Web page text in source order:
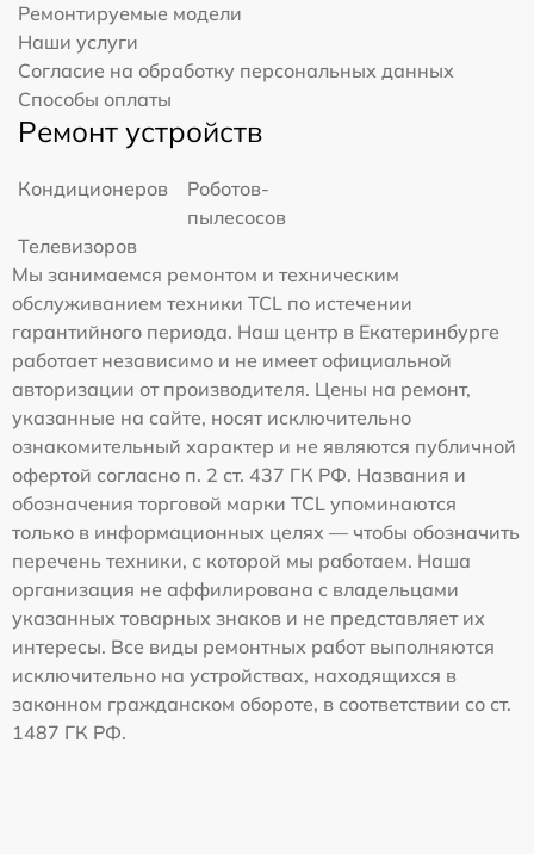
Ремонтируемые модели
Наши услуги
Согласие на обработку персональных данных
Способы оплаты
Ремонт устройств
Кондиционеров
Роботов-
пылесосов
Телевизоров
Мы занимаемся ремонтом и техническим
обслуживанием техники TCL по истечении
гарантийного периода. Наш центр в Екатеринбурге
работает независимо и не имеет официальной
авторизации от производителя. Цены на ремонт,
указанные на сайте, носят исключительно
ознакомительный характер и не являются публичной
офертой согласно п. 2 ст. 437 ГК РФ. Названия и
обозначения торговой марки TCL упоминаются
только в информационных целях — чтобы обозначить
перечень техники, с которой мы работаем. Наша
организация не аффилирована с владельцами
указанных товарных знаков и не представляет их
интересы. Все виды ремонтных работ выполняются
исключительно на устройствах, находящихся в
законном гражданском обороте, в соответствии со ст.
1487 ГК РФ.